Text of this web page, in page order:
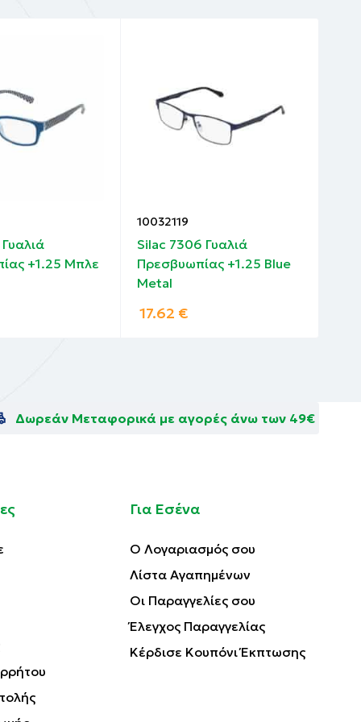
+1.25 Μπλε
10032119
Silac 7306 Γυαλιά
Πρεσβυωπίας +1.25 Blue
Metal
17.62 €
Δωρεάν Μεταφορικά με αγορές άνω των 49€
Για Εσένα
Ο Λογαριασμός σου
Λίστα Αγαπημένων
Οι Παραγγελίες σου
Έλεγχος Παραγγελίας
Κέρδισε Κουπόνι Έκπτωσης